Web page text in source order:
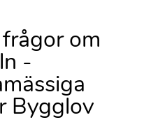
om
-
Bygglov